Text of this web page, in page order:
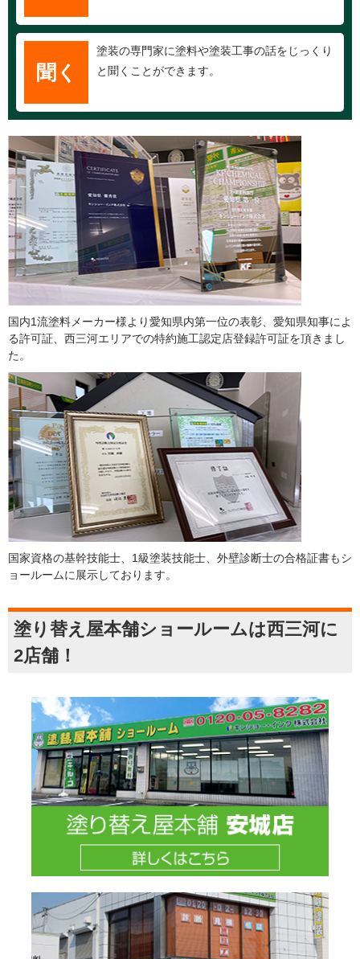
聞く
塗装の専門家に塗料や塗装工事の話をじっくり
と聞くことができます。
国内1流塗料メーカー様より愛知県内第一位の表彰、愛知県知事によ
る許可証、西三河エリアでの特約施工認定店登録許可証を頂きまし
た。
国家資格の基幹技能士、1級塗装技能士、外壁診断士の合格証書もシ
ョールームに展示しております。
塗り替え屋本舗ショールームは西三河に
2店舗！